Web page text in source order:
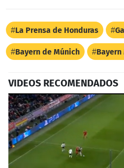
La Prensa de Honduras
Bayern de Múnich Bayern
VIDEOS RECOMENDADOS